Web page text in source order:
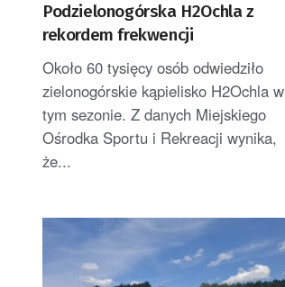
Podzielonogórska H2Ochla z
rekordem frekwencji
Około 60 tysięcy osób odwiedziło
zielonogórskie kąpielisko H2Ochla w
tym sezonie. Z danych Miejskiego
Ośrodka Sportu i Rekreacji wynika,
że...